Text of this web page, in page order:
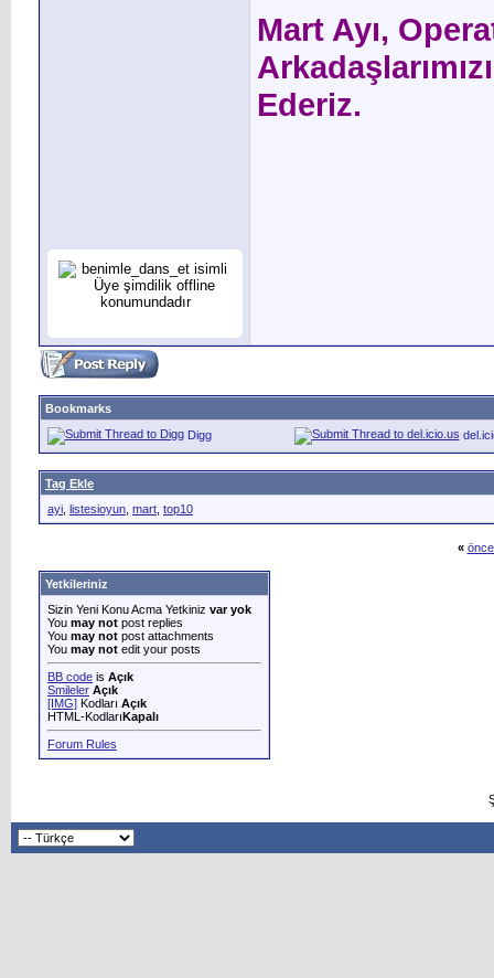
Mart Ayı,
Ederiz.
Bookmarks
Digg
Tag Ekle
ayi listesioyun mart top10
«
Yetkileriniz
Sizin Yeni Konu Acma Yetkiniz var yok
You may not post replies
You may not post attachments
You may not edit your posts
BB code is Açık
Smileler Açık
[IMG] Kodları Açık
HTML-KodlarıKapalı
Forum Rules